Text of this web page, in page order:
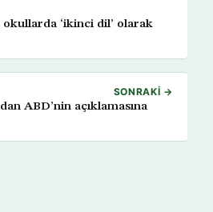
okullarda ‘ikinci dil’ olarak
SONRAKI →
ABD’nin açıklamasına